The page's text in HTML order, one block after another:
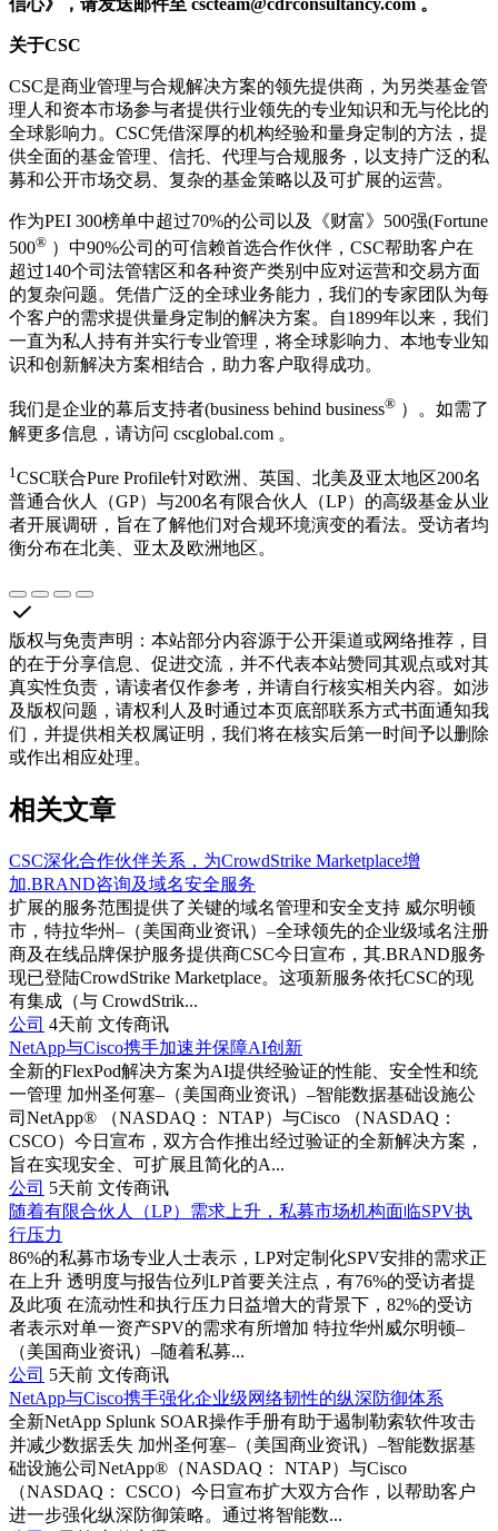
信心》，请发送邮件至 cscteam@cdrconsultancy.com 。
关于CSC
CSC是商业管理与合规解决方案的领先提供商，为另类基金管
理人和资本市场参与者提供行业领先的专业知识和无与伦比的
全球影响力。CSC凭借深厚的机构经验和量身定制的方法，提
供全面的基金管理、信托、代理与合规服务，以支持广泛的私
募和公开市场交易、复杂的基金策略以及可扩展的运营。
作为PEI 300榜单中超过70%的公司以及《财富》500强(Fortune
500® ）中90%公司的可信赖首选合作伙伴，CSC帮助客户在
超过140个司法管辖区和各种资产类别中应对运营和交易方面
的复杂问题。凭借广泛的全球业务能力，我们的专家团队为每
个客户的需求提供量身定制的解决方案。自1899年以来，我们
一直为私人持有并实行专业管理，将全球影响力、本地专业知
识和创新解决方案相结合，助力客户取得成功。
我们是企业的幕后支持者(business behind business® ）。如需了
解更多信息，请访问 cscglobal.com 。
1 CSC联合Pure Profile针对欧洲、英国、北美及亚太地区200名
普通合伙人（GP）与200名有限合伙人（LP）的高级基金从业
者开展调研，旨在了解他们对合规环境演变的看法。受访者均
衡分布在北美、亚太及欧洲地区。
版权与免责声明 ： 本站部分内容源于公开渠道或网络推荐，目
的在于分享信息、促进交流，并不代表本站赞同其观点或对其
真实性负责，请读者仅作参考，并请自行核实相关内容。如涉
及版权问题，请权利人及时通过本页底部联系方式书面通知我
们，并提供相关权属证明，我们将在核实后第一时间予以删除
或作出相应处理。
相关文章
CSC深化合作伙伴关系，为CrowdStrike Marketplace增
加.BRAND咨询及域名安全服务
扩展的服务范围提供了关键的域名管理和安全支持 威尔明顿
市，特拉华州–（美国商业资讯）–全球领先的企业级域名注册
商及在线品牌保护服务提供商CSC今日宣布，其.BRAND服务
现已登陆CrowdStrike Marketplace。这项新服务依托CSC的现
有集成（与 CrowdStrik...
公司 4天前 文传商讯
NetApp与Cisco携手加速并保障AI创新
全新的FlexPod解决方案为AI提供经验证的性能、安全性和统
一管理 加州圣何塞–（美国商业资讯）–智能数据基础设施公
司NetApp® （NASDAQ： NTAP）与Cisco （NASDAQ：
CSCO）今日宣布，双方合作推出经过验证的全新解决方案，
旨在实现安全、可扩展且简化的A...
公司 5天前 文传商讯
随着有限合伙人（LP）需求上升，私募市场机构面临SPV执
行压力
86%的私募市场专业人士表示，LP对定制化SPV安排的需求正
在上升 透明度与报告位列LP首要关注点，有76%的受访者提
及此项 在流动性和执行压力日益增大的背景下，82%的受访
者表示对单一资产SPV的需求有所增加 特拉华州威尔明顿–
（美国商业资讯）–随着私募...
公司 5天前 文传商讯
NetApp与Cisco携手强化企业级网络韧性的纵深防御体系
全新NetApp Splunk SOAR操作手册有助于遏制勒索软件攻击
并减少数据丢失 加州圣何塞–（美国商业资讯）–智能数据基
础设施公司NetApp®（NASDAQ： NTAP）与Cisco
（NASDAQ： CSCO）今日宣布扩大双方合作，以帮助客户
进一步强化纵深防御策略。通过将智能数...